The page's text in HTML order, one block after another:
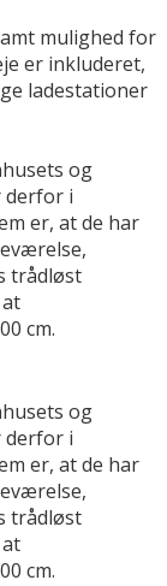
mulighed for
er inkluderet,
ladestationer
og
derfor i
er, at de har
trådløst
cm.
og
derfor i
er, at de har
trådløst
cm.